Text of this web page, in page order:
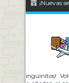
¡Nuevas
pingüinitos!